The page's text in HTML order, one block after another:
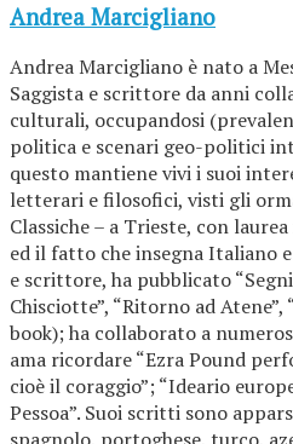
Andrea Marcigliano
Andrea Marcigliano è nato a
Saggista e scrittore da anni
culturali, occupandosi
politica e scenari geo-politici
questo mantiene vivi i suoi
letterari e filosofici, visti gli
Classiche – a Trieste, con
ed il fatto che insegna Italiano
e scrittore, ha pubblicato
Chisciotte”, “Ritorno ad
book); ha collaborato a
ama ricordare “Ezra Pound
cioè il coraggio”; “Ideario
Pessoa”. Suoi scritti sono